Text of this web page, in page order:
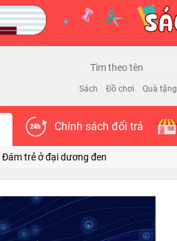
Sách Đồ chơi Quà tặng
Chính sách đổi trả
Đám trẻ ở đại dương đen